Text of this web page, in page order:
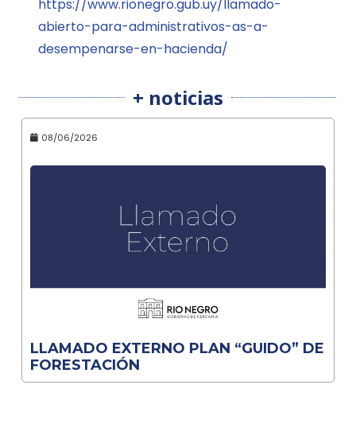
https://www.rionegro.gub.uy/llamado-
abierto-para-administrativos-as-a-
desempenarse-en-hacienda/
+ noticias
08/06/2026
LLAMADO EXTERNO PLAN “GUIDO” DE
FORESTACIÓN